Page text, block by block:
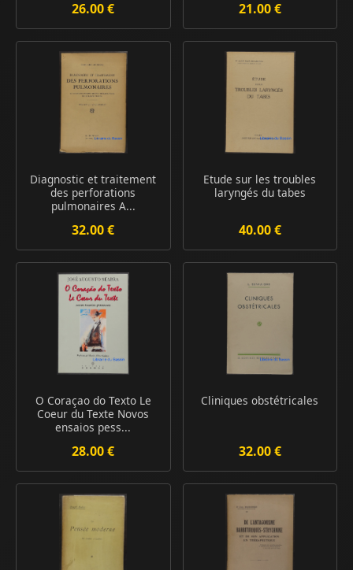
26.00 € 21.00 €
Diagnostic et traitement
des perforations
pulmonaires A...
32.00 €
Etude sur les troubles
laryngés du tabes
40.00 €
O Coraçao do Texto Le
Coeur du Texte Novos
ensaios pess...
28.00 €
Cliniques obstétricales
32.00 €